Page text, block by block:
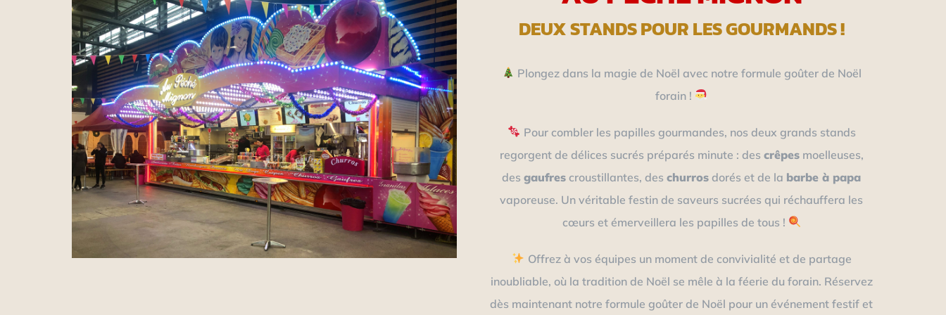
DEUX STANDS POUR LES GOURMANDS !
Plongez dans la magie de Noël avec notre formule goûter de Noël
forain !
Pour combler les papilles gourmandes, nos deux grands stands
regorgent de délices sucrés préparés minute : des crêpesmoelleuses,
desgaufres croustillantes, deschurros dorés et de la barbe à papa
vaporeuse. Un véritable festin de saveurs sucrées qui réchauffera les
cœurs et émerveillera les papilles de tous !
Offrez à vos équipes un moment de convivialité et de partage
inoubliable, où la tradition de Noël se mêle à la féerie du forain. Réservez
dès maintenant notre formule goûter de Noël pour un événement festif et